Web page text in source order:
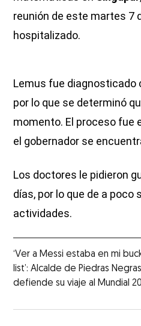
reunión de este martes 7
hospitalizado.
Lemus fue diagnosticado
por lo que se determinó
momento. El proceso fue
el gobernador se
Los doctores le pidieron
días, por lo que de a poco
actividades.
‘Ver a Messi estaba en mi
list’: Alcalde de Piedras Negras
defiende su viaje al Mundial